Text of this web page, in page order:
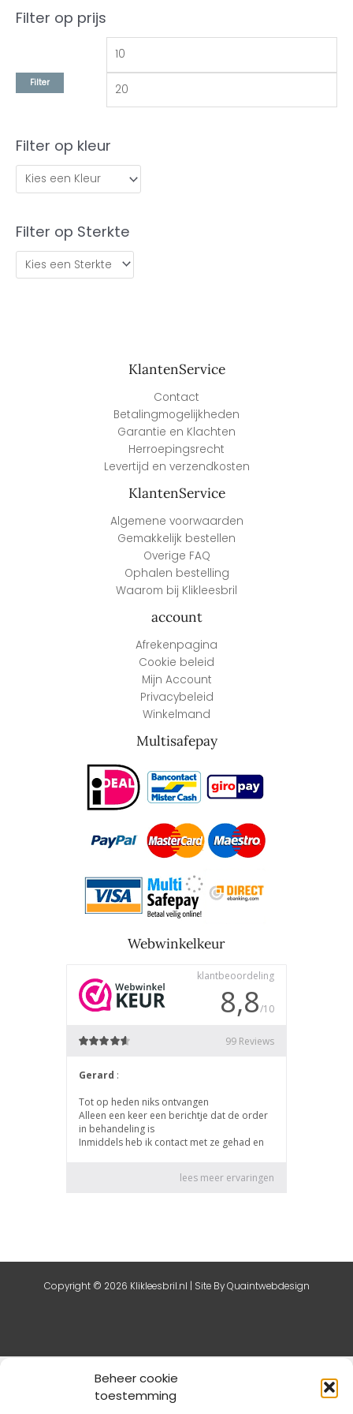
Beheer cookie
toestemming
Filter op prijs
Filter
Filter op kleur
Filter op Sterkte
KlantenService
Contact
Betalingmogelijkheden
Garantie en Klachten
Herroepingsrecht
Levertijd en verzendkosten
KlantenService
Algemene voorwaarden
Gemakkelijk bestellen
Overige FAQ
Ophalen bestelling
Waarom bij Klikleesbril
account
Afrekenpagina
Cookie beleid
Mijn Account
Privacybeleid
Winkelmand
Multisafepay
Webwinkelkeur
Copyright © 2026 Klikleesbril.nl | Site ByQuaintwebdesign
De waardering van klikleesbril.nl bij
Klantbeoordelingen
is 8.8/10 gebaseerd op 61 reviews.